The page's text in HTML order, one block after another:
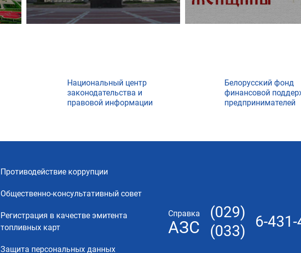
Национальный центр
законодательства и
правовой информации
Белорусский фонд
финансовой
предпринимателей
Противодействие коррупции
Общественно-консультативный совет
Регистрация в качестве эмитента
топливных карт
Защита персональных данных
Справка
АЗС
(029)
(033)
6-431-